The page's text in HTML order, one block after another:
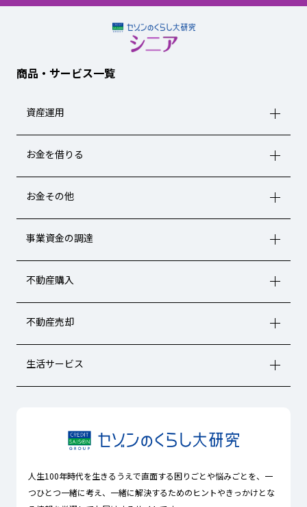
商品・サービス一覧
資産運用
お金を借りる
お金その他
事業資金の調達
不動産購入
不動産売却
生活サービス
人生100年時代を生きるうえで直面する困りごとや悩みごとを、一
つひとつ一緒に考え、一緒に解決するためのヒントやきっかけとな